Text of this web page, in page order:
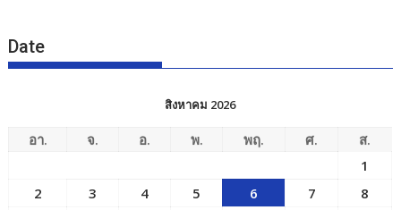
Date
สิงหาคม 2026
อา. จ. อ. พ. พฤ. ศ.
ส.
1
2
3 4 5 6 7
8